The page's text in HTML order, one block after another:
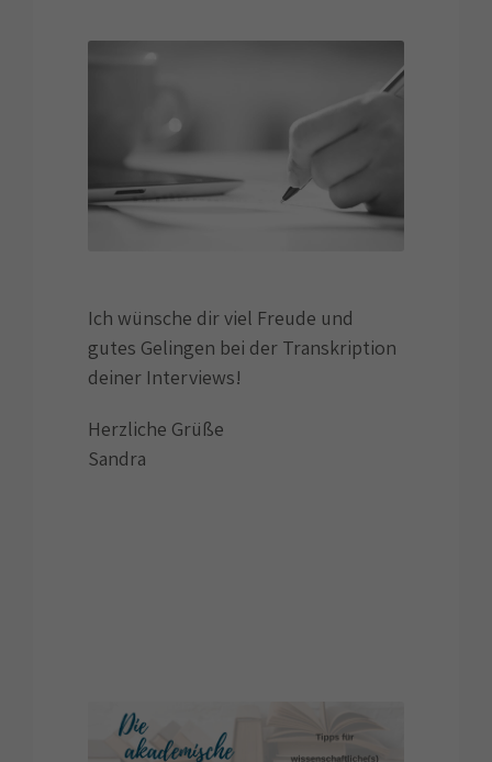
Ich wünsche dir viel Freude und
gutes Gelingen bei der Transkription
deiner Interviews!
Herzliche Grüße
Sandra